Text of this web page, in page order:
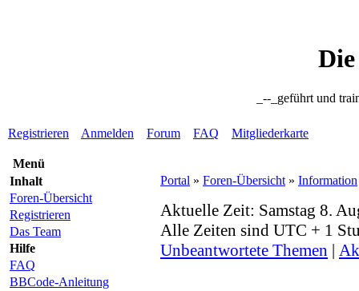
_--_geführt und
Registrieren Anmelden Forum FAQ Mitgliederkarte
Menü
Inhalt
Foren-Übersicht
Registrieren
Das Team
Hilfe
FAQ
BBCode-Anleitung
Portal » Foren-Übersicht » Information
Aktuelle Zeit: Samstag 8.
Alle Zeiten sind UTC + 1
Unbeantwortete Themen |